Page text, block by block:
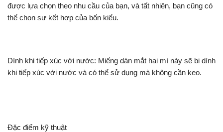
được lựa chọn theo nhu cầu của bạn, và tất nhiên, bạn cũng có
thể chọn sự kết hợp của bốn kiểu.
Dính khi tiếp xúc với nước: Miếng dán mắt hai mí này sẽ bị dính
khi tiếp xúc với nước và có thể sử dụng mà không cần keo.
Đặc điểm kỹ thuật